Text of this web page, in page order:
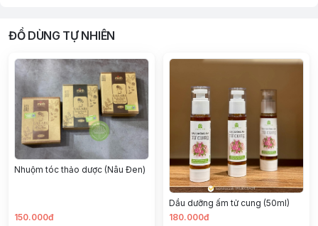
ĐỒ DÙNG TỰ NHIÊN
Nhuộm tóc thảo dược (Nâu Đen)
150.000đ
Dầu dưỡng ấm tử cung (50ml)
180.000đ